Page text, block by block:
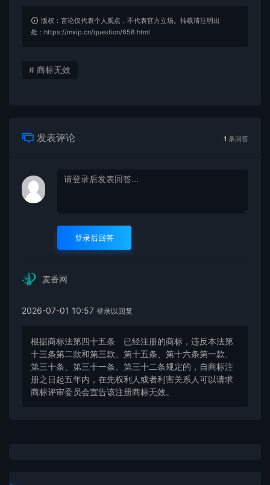
版权：言论仅代表个人观点，不代表官方立场。转载请注明出
处：https://mxip.cn/question/658.html
# 商标无效
发表评论 1 条回答
登录后回答
麦香网
2026-07-01 10:57 登录以回复
根据商标法第四十五条 已经注册的商标，违反本法第
十三条第二款和第三款、第十五条、第十六条第一款、
第三十条、第三十一条、第三十二条规定的，自商标注
册之日起五年内，在先权利人或者利害关系人可以请求
商标评审委员会宣告该注册商标无效。